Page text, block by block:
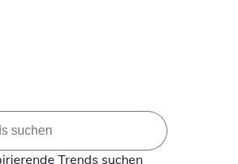
Trends suchen